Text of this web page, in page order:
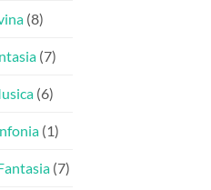
(8)
(7)
(6)
(1)
(7)